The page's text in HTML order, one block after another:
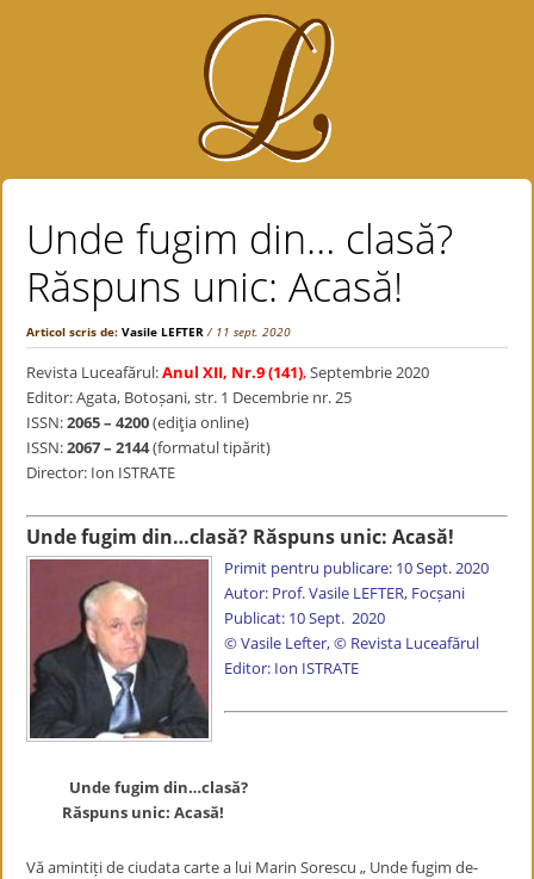
Unde fugim din… clasă?
Răspuns unic: Acasă!
Articol scris de:Vasile LEFTER / 11 sept. 2020
Revista Luceafărul:Anul XII, Nr.9 (141),Septembrie 2020
Editor: Agata, Botoșani, str. 1 Decembrie nr. 25
ISSN:2065 – 4200(ediţia online)
ISSN:2067 – 2144(formatul tipărit)
Director: Ion ISTRATE
Unde fugim din…clasă? Răspuns unic: Acasă!
Primit pentru publicare: 10 Sept. 2020
Autor: Prof. Vasile LEFTER, Focșani
Publicat: 10 Sept. 2020
© Vasile Lefter, © Revista Luceafărul
Editor: Ion ISTRATE
Unde fugim din…clasă?
Răspuns unic: Acasă!
Vă amintiți de ciudata carte a lui Marin Sorescu „ Unde fugim de-